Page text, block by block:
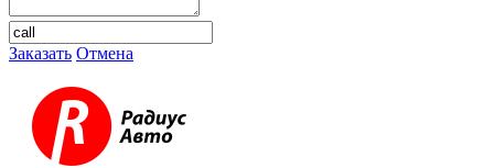
Заказать Отмена